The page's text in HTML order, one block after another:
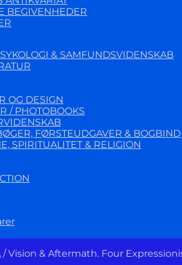
BEGIVENHEDER
& SAMFUNDSVIDENSKAB
OG DESIGN
/ PHOTOBOOKS
FØRSTEUDGAVER & BOGBIND
SPIRITUALITET & RELIGION
/Vision & Aftermath. Four